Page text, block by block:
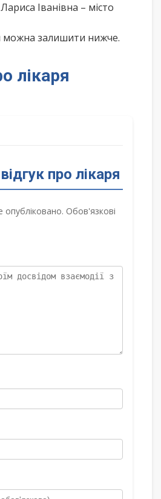
Іванівна – місто
можна залишити нижче.
лікаря
про лікаря
Обов'язкові